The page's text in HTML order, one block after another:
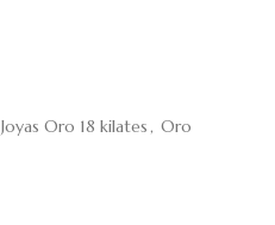
Joyas Oro 18 kilates, Oro